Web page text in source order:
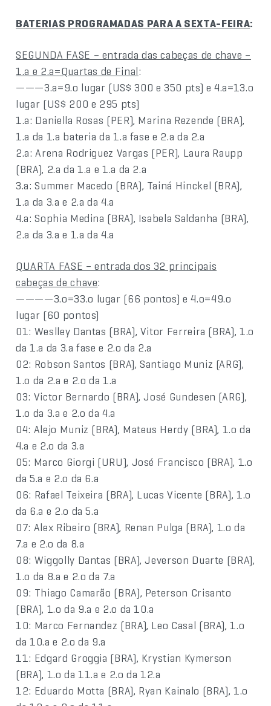
BATERIAS PROGRAMADAS PARA A SEXTA-FEIRA:
SEGUNDA FASE – entrada das cabeças de chave –
1.a e 2.a=Quartas de Final:
———3.a=9.o lugar (US$ 300 e 350 pts) e 4.a=13.o
lugar (US$ 200 e 295 pts)
1.a: Daniella Rosas (PER), Marina Rezende (BRA),
1.a da 1.a bateria da 1.a fase e 2.a da 2.a
2.a: Arena Rodriguez Vargas (PER), Laura Raupp
(BRA), 2.a da 1.a e 1.a da 2.a
3.a: Summer Macedo (BRA), Tainá Hinckel (BRA),
1.a da 3.a e 2.a da 4.a
4.a: Sophia Medina (BRA), Isabela Saldanha (BRA),
2.a da 3.a e 1.a da 4.a
QUARTA FASE – entrada dos 32 principais
cabeças de chave:
————3.o=33.o lugar (66 pontos) e 4.o=49.o
lugar (60 pontos)
01: Weslley Dantas (BRA), Vitor Ferreira (BRA), 1.o
da 1.a da 3.a fase e 2.o da 2.a
02: Robson Santos (BRA), Santiago Muniz (ARG),
1.o da 2.a e 2.o da 1.a
03: Victor Bernardo (BRA), José Gundesen (ARG),
1.o da 3.a e 2.o da 4.a
04: Alejo Muniz (BRA), Mateus Herdy (BRA), 1.o da
4.a e 2.o da 3.a
05: Marco Giorgi (URU), José Francisco (BRA), 1.o
da 5.a e 2.o da 6.a
06: Rafael Teixeira (BRA), Lucas Vicente (BRA), 1.o
da 6.a e 2.o da 5.a
07: Alex Ribeiro (BRA), Renan Pulga (BRA), 1.o da
7.a e 2.o da 8.a
08: Wiggolly Dantas (BRA), Jeverson Duarte (BRA),
1.o da 8.a e 2.o da 7.a
09: Thiago Camarão (BRA), Peterson Crisanto
(BRA), 1.o da 9.a e 2.o da 10.a
10: Marco Fernandez (BRA), Leo Casal (BRA), 1.o
da 10.a e 2.o da 9.a
11: Edgard Groggia (BRA), Krystian Kymerson
(BRA), 1.o da 11.a e 2.o da 12.a
12: Eduardo Motta (BRA), Ryan Kainalo (BRA), 1.o